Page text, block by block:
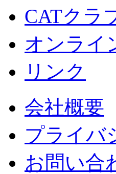
CATクラ
オンライ
リンク
会社概要
プライバ
お問い合